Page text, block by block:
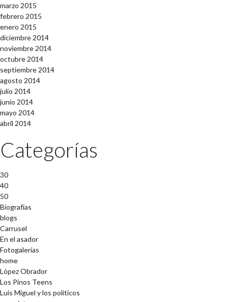
marzo 2015
febrero 2015
enero 2015
diciembre 2014
noviembre 2014
octubre 2014
septiembre 2014
agosto 2014
julio 2014
junio 2014
mayo 2014
abril 2014
Categorías
30
40
50
Biografías
blogs
Carrusel
En el asador
Fotogalerías
home
López Obrador
Los Pinos Teens
Luis Miguel y los políticos